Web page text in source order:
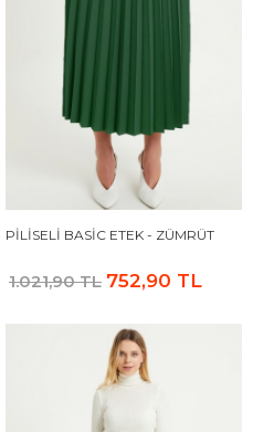
PILISELI BASIC ETEK - ZÜMRÜT
1.021,90 TL 752,90 TL